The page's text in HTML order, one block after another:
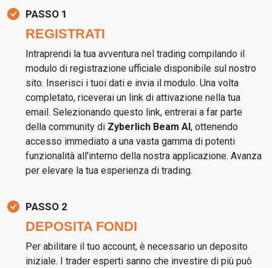
PASSO 1
REGISTRATI
Intraprendi la tua avventura nel trading compilando il
modulo di registrazione ufficiale disponibile sul nostro
sito. Inserisci i tuoi dati e invia il modulo. Una volta
completato, riceverai un link di attivazione nella tua
email. Selezionando questo link, entrerai a far parte
della community di Zyberlich Beam AI, ottenendo
accesso immediato a una vasta gamma di potenti
funzionalità all'interno della nostra applicazione. Avanza
per elevare la tua esperienza di trading.
PASSO 2
DEPOSITA FONDI
Per abilitare il tuo account, è necessario un deposito
iniziale. I trader esperti sanno che investire di più può